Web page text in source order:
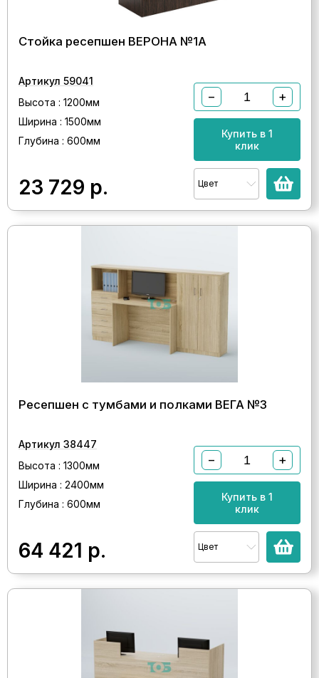
Стойка ресепшен ВЕРОНА №1А
Артикул 59041
Высота : 1200мм
Ширина : 1500мм
Глубина : 600мм
23 729 р.
− +
Купить в 1
клик
Цвет
Ресепшен с тумбами и полками ВЕГА №3
Артикул 38447
Высота : 1300мм
Ширина : 2400мм
Глубина : 600мм
64 421 р.
− +
Купить в 1
клик
Цвет